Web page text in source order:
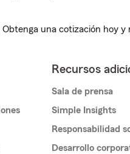
Obtenga una cotización hoy y
Recursos
Sala de prensa
Simple Insights
Responsabilidad
Desarrollo